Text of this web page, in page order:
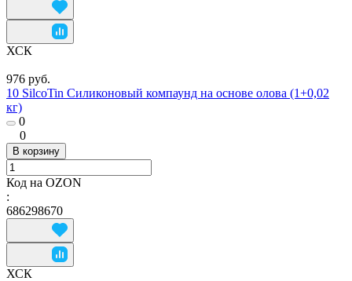
ХСК
976 руб.
10 SilcoTin Силиконовый компаунд на основе олова (1+0,02
кг)
0
0
В корзину
Код на OZON
:
686298670
ХСК